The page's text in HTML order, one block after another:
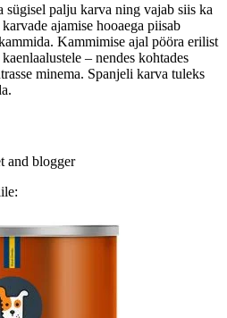
palju karva ning vajab siis ka
ajamise hooaega piisab
Kammimise ajal pööra erilist
– nendes kohtades
minema. Spanjeli karva tuleks
and blogger